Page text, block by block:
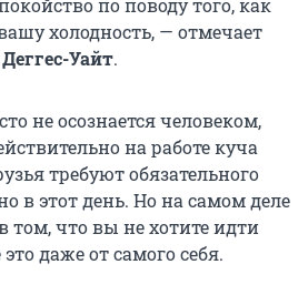
по поводу того, как
холодность, — отмечает
Уайт.
не осознается человеком,
на работе куча
требуют обязательного
в этот день. Но на самом деле
том, что вы не хотите идти
даже от самого себя.